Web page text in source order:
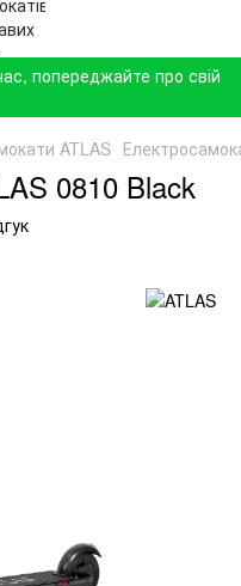
попереджайте про свій
ATLAS
0810 Black